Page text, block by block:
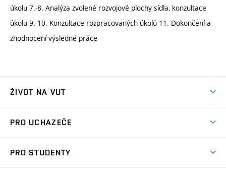
úkolu 7.-8. Analýza zvolené rozvojové plochy sídla, konzultace
úkolu 9.-10. Konzultace rozpracovaných úkolů 11. Dokončení a
zhodnocení výsledné práce
ŽIVOT NA VUT
Koleje
PRO UCHAZEČE
PRO STUDENTY